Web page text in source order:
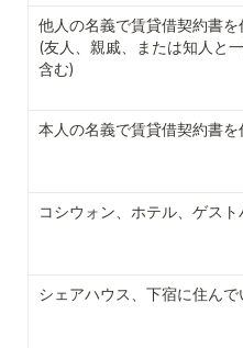
他人の名義で賃貸借契約書を
(友人、親戚、または知人と
含む)
本人の名義で賃貸借契約書を
コシウォン、ホテル、ゲス
シェアハウス、下宿に住んで